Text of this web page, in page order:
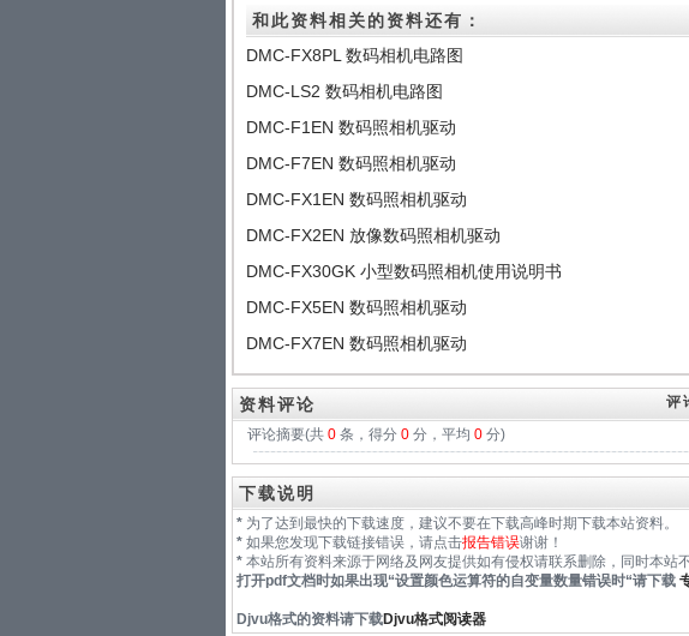
和此资料相关的资料还有：
DMC-FX8PL 数码相机电路图
DMC-LS2 数码相机电路图
DMC-F1EN 数码照相机驱动
DMC-F7EN 数码照相机驱动
DMC-FX1EN 数码照相机驱动
DMC-FX2EN 放像数码照相机驱动
DMC-FX30GK 小型数码照相机使用说明书
DMC-FX5EN 数码照相机驱动
DMC-FX7EN 数码照相机驱动
资料评论
评
评论摘要(共 0 条，得分 0 分，平均 0 分)
下载说明
* 为了达到最快的下载速度，建议不要在下载高峰时期下载本站资料。
* 如果您发现下载链接错误，请点击报告错误谢谢！
* 本站所有资料来源于网络及网友提供如有侵权请联系删除，同时本站
打开pdf文档时如果出现“设置颜色运算符的自变量数量错误时“请下载
Djvu格式的资料请下载Djvu格式阅读器